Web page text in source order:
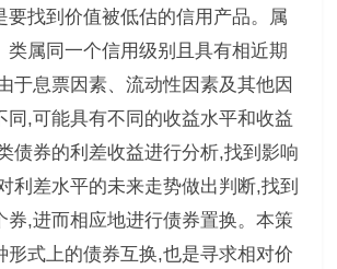
要找到价值被低估的信用产品。属
类属同一个信用级别且具有相近期
于息票因素、流动性因素及其他因
同,可能具有不同的收益水平和收益
债券的利差收益进行分析,找到影响
利差水平的未来走势做出判断,找到
券,进而相应地进行债券置换。本策
形式上的债券互换,也是寻求相对价